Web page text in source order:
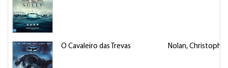
O Cavaleiro das Trevas Nolan, Christopher